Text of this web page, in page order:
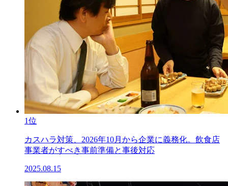
1位
カスハラ対策、2026年10月から企業に義務化。飲食店
事業者がすべき事前準備と事後対応
2025.08.15